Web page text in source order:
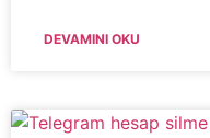
DEVAMINI OKU